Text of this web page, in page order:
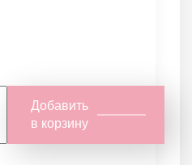
Добавить
в корзину